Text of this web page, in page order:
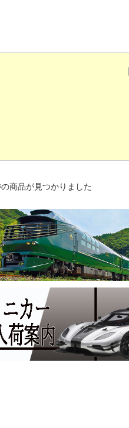
の商品が見つかりました